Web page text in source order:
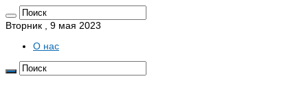
Вторник , 9 мая 2023
О нас